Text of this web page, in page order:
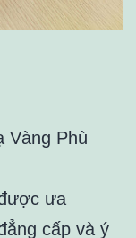
Vàng Phù
ưa
cấp và ý